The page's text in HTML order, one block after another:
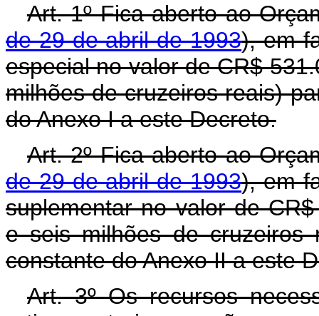
Art. 1º Fica aberto ao
de 29 de abril de 1993), em
especial no valor de CR$
milhões de cruzeiros reais)
do Anexo I a este Decreto.
Art. 2º Fica aberto ao
de 29 de abril de 1993), em
suplementar no valor de
e seis milhões de cruzeiros
constante do Anexo II a este
Art. 3º Os recursos